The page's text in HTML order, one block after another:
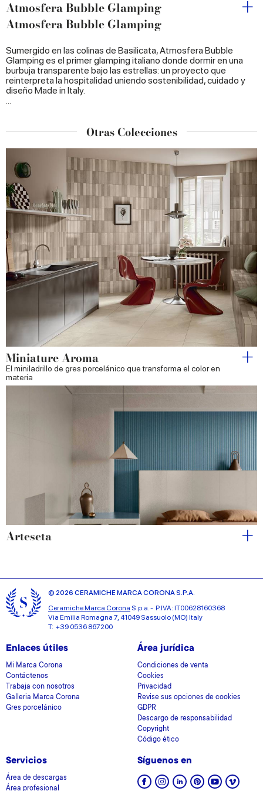
Atmosfera Bubble Glamping
Atmosfera Bubble Glamping
Sumergido en las colinas de Basilicata, Atmosfera Bubble
Glamping es el primer glamping italiano donde dormir en una
burbuja transparente bajo las estrellas: un proyecto que
reinterpreta la hospitalidad uniendo sostenibilidad, cuidado y
diseño Made in Italy.
...
Otras Colecciones
Miniature Aroma
El miniladrillo de gres porcelánico que transforma el color en
materia
Arteseta
© 2026 CERAMICHE MARCA CORONA S.P.A.
Ceramiche Marca Corona S.p.a. - P.IVA: IT00628160368
Via Emilia Romagna 7, 41049 Sassuolo (MO) Italy
T: +39 0536 867200
Enlaces útiles
Mi Marca Corona
Contáctenos
Trabaja con nosotros
Galleria Marca Corona
Gres porcelánico
Área jurídica
Condiciones de venta
Cookies
Privacidad
Revise sus opciones de cookies
GDPR
Descargo de responsabilidad
Copyright
Código ético
Servicios
Área de descargas
Área profesional
Síguenos en